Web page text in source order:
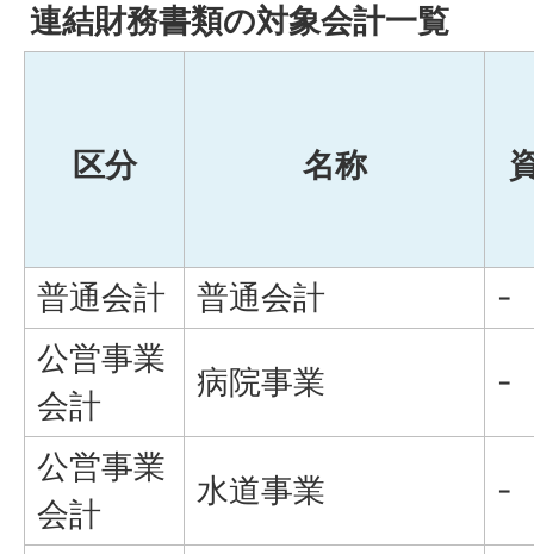
連結財務書類の対象会計一覧
区分 名称
普通会計 普通会計
-
公営事業
会計
病院事業 -
公営事業
会計
水道事業 -